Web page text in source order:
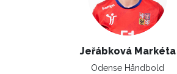
Jeřábková Markéta
Odense Håndbold